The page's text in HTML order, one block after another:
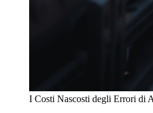
I Costi Nascosti degli Errori di